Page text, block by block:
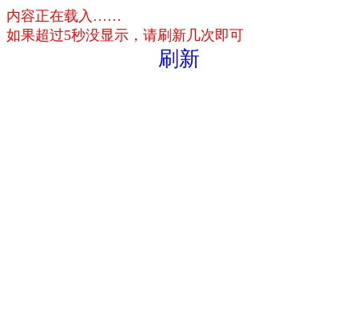
内容正在载入……
如果超过5秒没显示，请刷新几次即可
刷新